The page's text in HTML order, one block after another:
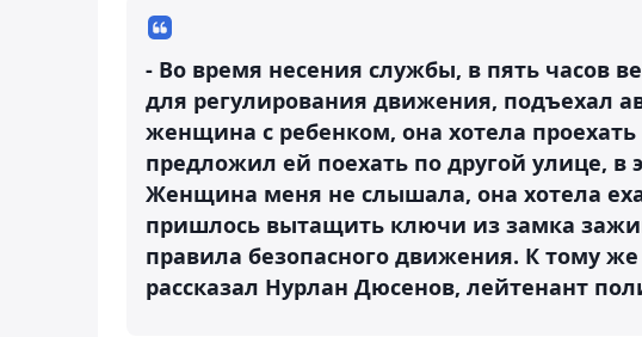
- Во время несения службы, в пять часов
для регулирования движения, подъехал
женщина с ребенком, она хотела
предложил ей поехать по другой улице, в
Женщина меня не слышала, она хотела
пришлось вытащить ключи из замка
правила безопасного движения. К тому
рассказал Нурлан Дюсенов, лейтенант